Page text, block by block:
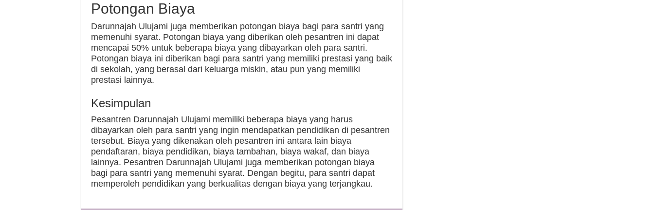
Potongan Biaya
Darunnajah Ulujami juga memberikan potongan biaya bagi para santri yang
memenuhi syarat. Potongan biaya yang diberikan oleh pesantren ini dapat
mencapai 50% untuk beberapa biaya yang dibayarkan oleh para santri.
Potongan biaya ini diberikan bagi para santri yang memiliki prestasi yang baik
di sekolah, yang berasal dari keluarga miskin, atau pun yang memiliki
prestasi lainnya.
Kesimpulan
Pesantren Darunnajah Ulujami memiliki beberapa biaya yang harus
dibayarkan oleh para santri yang ingin mendapatkan pendidikan di pesantren
tersebut. Biaya yang dikenakan oleh pesantren ini antara lain biaya
pendaftaran, biaya pendidikan, biaya tambahan, biaya wakaf, dan biaya
lainnya. Pesantren Darunnajah Ulujami juga memberikan potongan biaya
bagi para santri yang memenuhi syarat. Dengan begitu, para santri dapat
memperoleh pendidikan yang berkualitas dengan biaya yang terjangkau.